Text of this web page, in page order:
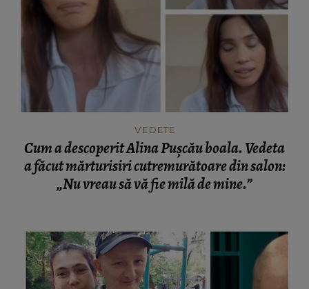
VEDETE
Cum a descoperit Alina Pușcău boala. Vedeta
a făcut mărturisiri cutremurătoare din salon:
„Nu vreau să vă fie milă de mine.”